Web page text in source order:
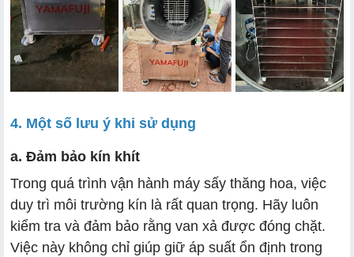
4. Một số lưu ý khi sử dụng
a. Đảm bảo kín khít
Trong quá trình vận hành máy sấy thăng hoa, việc
duy trì môi trường kín là rất quan trọng. Hãy luôn
kiểm tra và đảm bảo rằng van xả được đóng chặt.
Việc này không chỉ giúp giữ áp suất ổn định trong